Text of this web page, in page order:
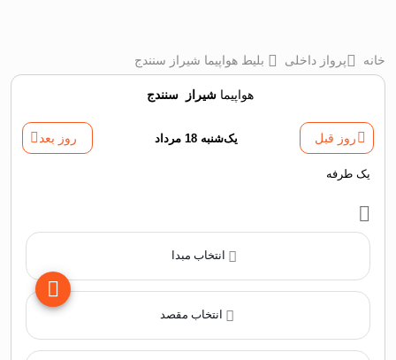
خانه پرواز داخلی بلیط هواپیما شیراز سنندج
هواپیماشیراز ‌سنندج
روز قبل یک‌شنبه 18 مرداد روز بعد
یک طرفه
انتخاب مبدا
انتخاب مقصد